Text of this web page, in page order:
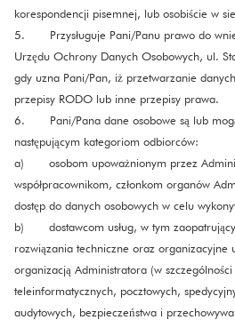
korespondencji pisemnej, lub osobiście w
5. Przysługuje Pani/Panu prawo do
Urzędu Ochrony Danych Osobowych, ul.
gdy uzna Pani/Pan, iż przetwarzanie
przepisy RODO lub inne przepisy prawa.
6. Pani/Pana dane osobowe są lub
następującym kategoriom odbiorców:
a) osobom upoważnionym przez
współpracownikom, członkom organów
dostęp do danych osobowych w celu
b) dostawcom usług, w tym
rozwiązania techniczne oraz organizacyjne
organizacją Administratora (w szczególności
teleinformatycznych, pocztowych,
audytowych, bezpieczeństwa i